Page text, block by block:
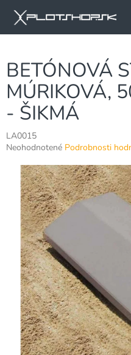
obsah
BETÓNOVÁ
MÚRIKOVÁ,
- ŠIKMÁ
LA0015
Priemerné
produktu
hviezdičiek.
Neohodnotené Podrobnosti